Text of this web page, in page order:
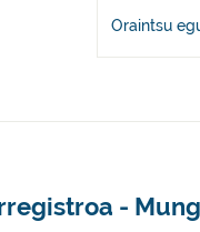
Oraintsu
-